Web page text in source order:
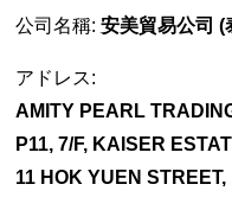
公司名稱: 安美貿易公司 (
アドレス:
AMITY PEARL
P11, 7/F, KAISER
11 HOK YUEN STREET,